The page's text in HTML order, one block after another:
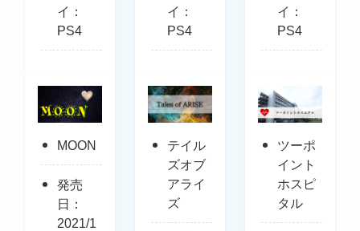
イ：
PS4
イ：
PS4
イ：
PS4
MOON
発売
日：
2021/1
テイル
ズオブ
アライ
ズ
ツーポ
イント
ホスピ
タル